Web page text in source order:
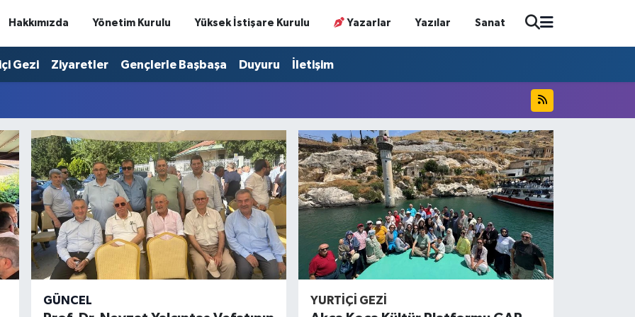
Hakkımızda Yönetim Kurulu Yüksek İstişare Kurulu Yazarlar Yazılar Sanat
Gezi Ziyaretler Gençlerle Başbaşa Duyuru İletişim
GÜNCEL YURTIÇI GEZI